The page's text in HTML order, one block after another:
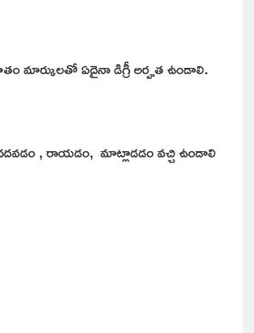
మార్కులతో ఏదైనా డిగ్రీ అర్హత ఉండాలి.
, రాయడం, మాట్లాడడం వచ్చి ఉండాలి